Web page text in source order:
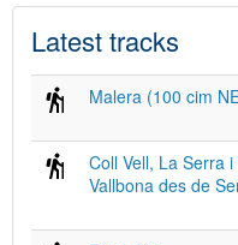
Latest tracks
Malera (100 cim
Coll Vell, La Serra
Vallbona des de